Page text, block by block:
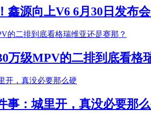
鑫源向上V6 6月30日发布
万级MPV的二排到底看格
事：城里开，真没必要那